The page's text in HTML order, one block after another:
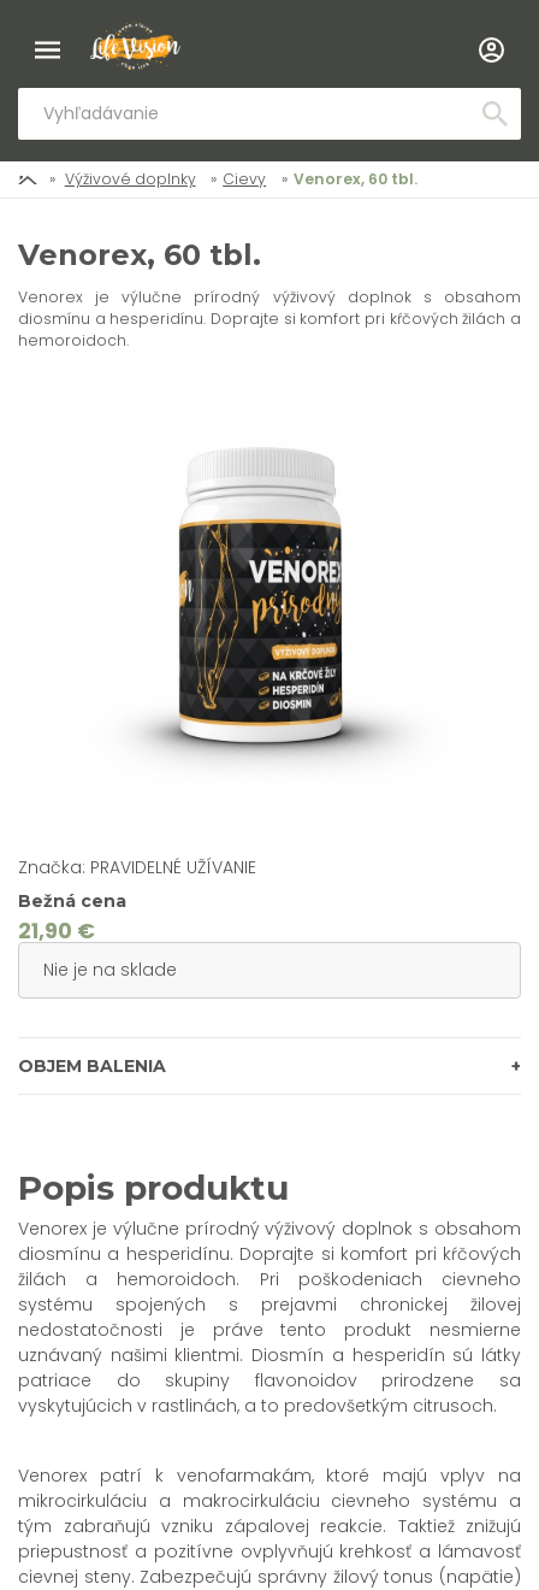
Výživové doplnky Cievy Venorex, 60 tbl.
Venorex, 60 tbl.
Venorex je výlučne prírodný výživový doplnok s obsahom
diosmínu a hesperidínu. Doprajte si komfort pri kŕčových žilách a
hemoroidoch.
Značka: PRAVIDELNÉ UŽÍVANIE
Bežná cena
21,90 €
Nie je na sklade
OBJEM BALENIA
Popis produktu
Venorex je výlučne prírodný výživový doplnok s obsahom
diosmínu a hesperidínu. Doprajte si komfort pri kŕčových
žilách a hemoroidoch. Pri poškodeniach cievneho
systému spojených s prejavmi chronickej žilovej
nedostatočnosti je práve tento produkt nesmierne
uznávaný našimi klientmi. Diosmín a hesperidín sú látky
patriace do skupiny flavonoidov prirodzene sa
vyskytujúcich v rastlinách, a to predovšetkým citrusoch.
Venorex patrí k venofarmakám, ktoré majú vplyv na
mikrocirkuláciu a makrocirkuláciu cievneho systému a
tým zabraňujú vzniku zápalovej reakcie. Taktiež znižujú
priepustnosť a pozitívne ovplyvňujú krehkosť a lámavosť
cievnej steny. Zabezpečujú správny žilový tonus (napätie)